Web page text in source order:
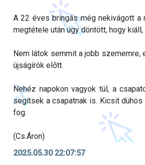
A 22 éves bringás még nekivágott a
megtétele után úgy döntött, hogy
Nem látok semmit a jobb
újságírók előtt.
Nehéz napokon vagyok túl, a
segítsek a csapatnak is. Kicsit dühös
fog.
(Cs.Áron)
2025.05.30 22:07:57